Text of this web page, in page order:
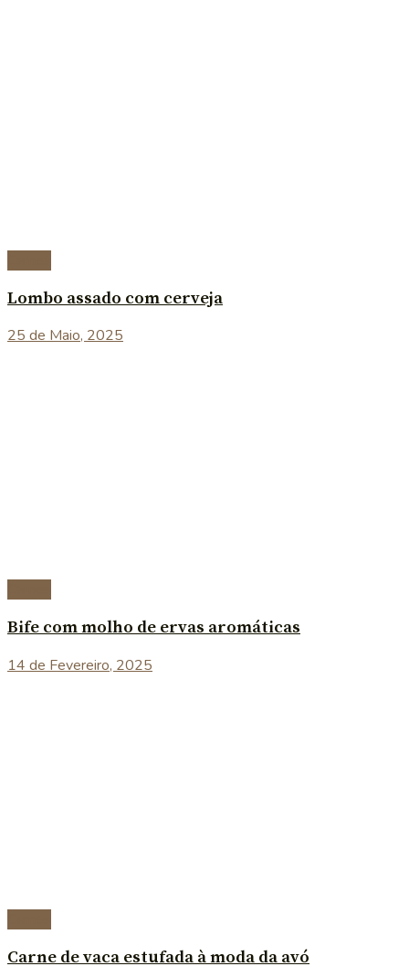
Lombo assado com cerveja
25 de Maio, 2025
Bife com molho de ervas aromáticas
14 de Fevereiro, 2025
Carne de vaca estufada à moda da avó